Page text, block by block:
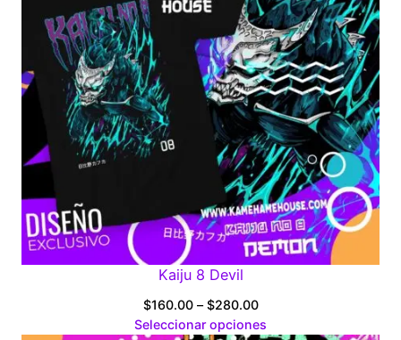
Kaiju 8 Devil
$160.00 – $280.00Price
range:
Seleccionar opciones